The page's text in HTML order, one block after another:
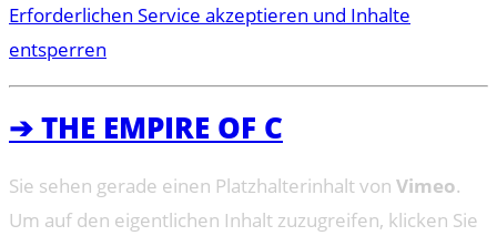
Erforderlichen Service akzeptieren und Inhalte
entsperren
➔ THE EMPIRE OF C
Sie sehen gerade einen Platzhalterinhalt von Vimeo.
Um auf den eigentlichen Inhalt zuzugreifen, klicken Sie